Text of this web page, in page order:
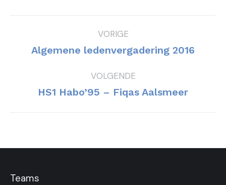
navigatie
VORIGE
Vorig
Algemene ledenvergadering 2016
VOLGENDE
Volgend
HS1 Habo’95 – Fiqas Aalsmeer
Teams